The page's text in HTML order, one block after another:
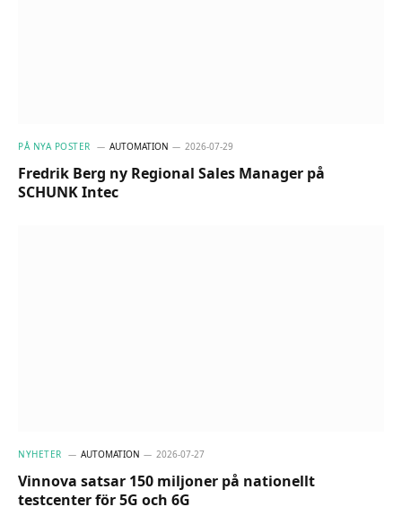
PÅ NYA POSTER AUTOMATION 2026-07-29
Fredrik Berg ny Regional Sales Manager på
SCHUNK Intec
NYHETER AUTOMATION 2026-07-27
Vinnova satsar 150 miljoner på nationellt
testcenter för 5G och 6G